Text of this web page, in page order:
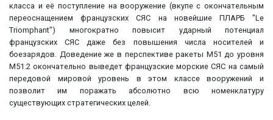
класса и её поступление на вооружение (вкупе с окончательным
переоснащением французских СЯС на новейшие ПЛАРБ "Le
Triomphant") многократно повысит ударный потенциал
французских СЯС даже без повышения числа носителей и
боезарядов. Доведение же в перспективе ракеты М51 до уровня
М51.2 окончательно выведет французские морские СЯС на самый
передовой мировой уровень в этом классе вооружений и
позволит им поражать абсолютно всю номенклатуру
существующих стратегических целей.